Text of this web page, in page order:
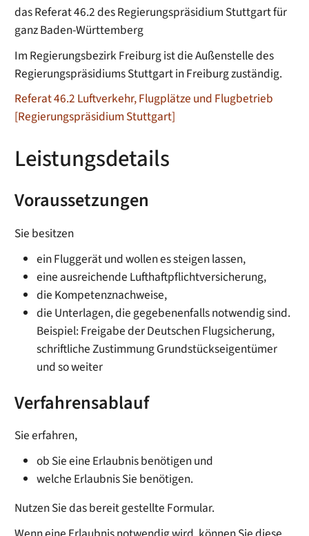
das Referat 46.2 des Regierungspräsidium Stuttgart für
ganz Baden-Württemberg
Im Regierungsbezirk Freiburg ist die Außenstelle des
Regierungspräsidiums Stuttgart in Freiburg zuständig.
Referat 46.2 Luftverkehr, Flugplätze und Flugbetrieb
[Regierungspräsidium Stuttgart]
Leistungsdetails
Voraussetzungen
Sie besitzen
ein Fluggerät und wollen es steigen lassen,
eine ausreichende Lufthaftpflichtversicherung,
die Kompetenznachweise,
die Unterlagen, die gegebenenfalls notwendig sind.
Beispiel: Freigabe der Deutschen Flugsicherung,
schriftliche Zustimmung Grundstückseigentümer
und so weiter
Verfahrensablauf
Sie erfahren,
ob Sie eine Erlaubnis benötigen und
welche Erlaubnis Sie benötigen.
Nutzen Sie das bereit gestellte Formular.